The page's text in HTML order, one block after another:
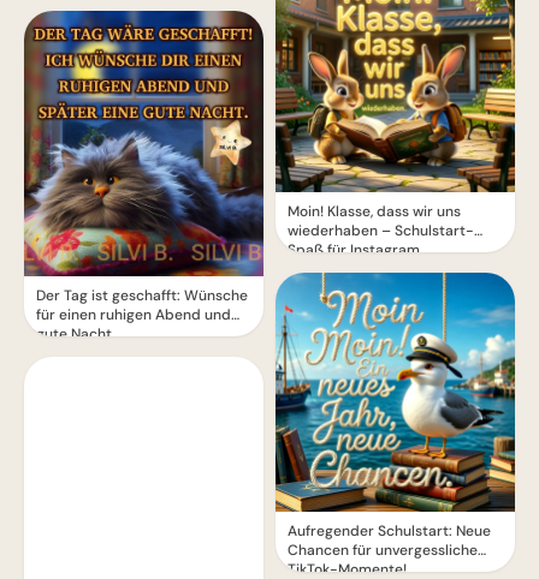
Der Tag ist geschafft: Wünsche
für einen ruhigen Abend und
gute Nacht.
Moin! Klasse, dass wir uns
wiederhaben – Schulstart-
Spaß für Instagram
Aufregender Schulstart: Neue
Chancen für unvergessliche
TikTok-Momente!